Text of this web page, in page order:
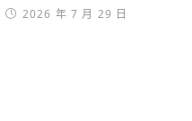
2026 年 7 月 29 日